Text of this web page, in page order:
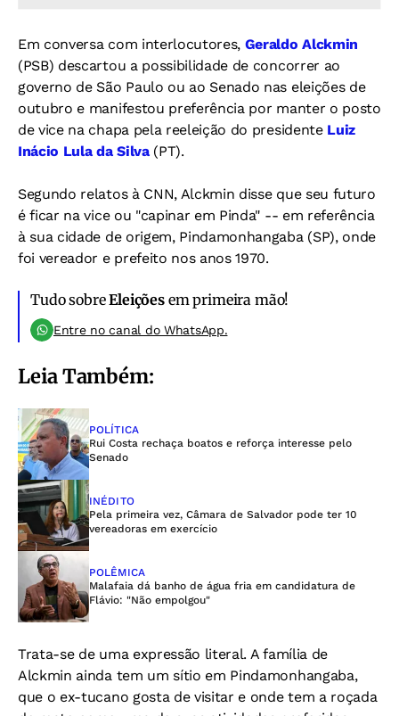
Em conversa com interlocutores, Geraldo Alckmin
(PSB) descartou a possibilidade de concorrer ao
governo de São Paulo ou ao Senado nas eleições de
outubro e manifestou preferência por manter o posto
de vice na chapa pela reeleição do presidente Luiz
Inácio Lula da Silva(PT).
Segundo relatos à CNN, Alckmin disse que seu futuro
é ficar na vice ou "capinar em Pinda" -- em referência
à sua cidade de origem, Pindamonhangaba (SP), onde
foi vereador e prefeito nos anos 1970.
Tudo sobreEleiçõesem primeira mão!
Entre no canal do WhatsApp.
Leia Também:
POLÍTICA
Rui Costa rechaça boatos e reforça interesse pelo
Senado
INÉDITO
Pela primeira vez, Câmara de Salvador pode ter 10
vereadoras em exercício
POLÊMICA
Malafaia dá banho de água fria em candidatura de
Flávio: "Não empolgou"
Trata-se de uma expressão literal. A família de
Alckmin ainda tem um sítio em Pindamonhangaba,
que o ex-tucano gosta de visitar e onde tem a roçada